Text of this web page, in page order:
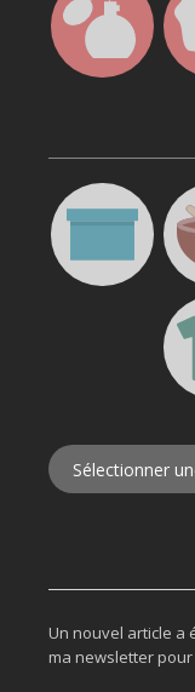
Un nouvel article a
ma newsletter